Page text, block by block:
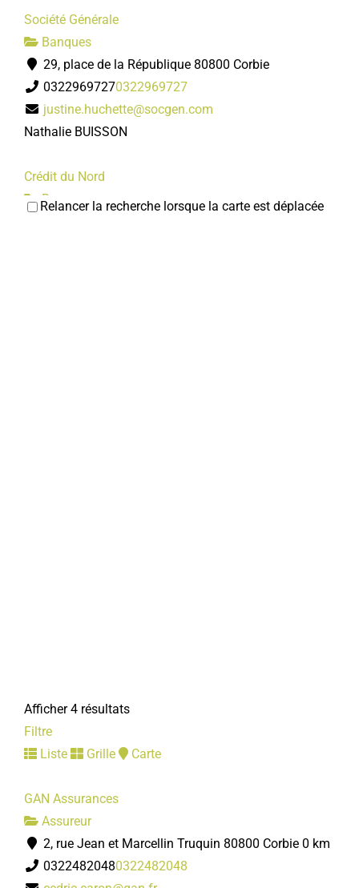
Société Générale
Banques
29, place de la République 80800 Corbie
03229697270322969727
justine.huchette@socgen.com
Nathalie BUISSON
Crédit du Nord
Banques
Relancer la recherche lorsque la carte est déplacée
Afficher 4 résultats
Filtre
Liste
Grille Carte
GAN Assurances
Assureur
2, rue Jean et Marcellin Truquin 80800 Corbie 0 km
03224820480322482048